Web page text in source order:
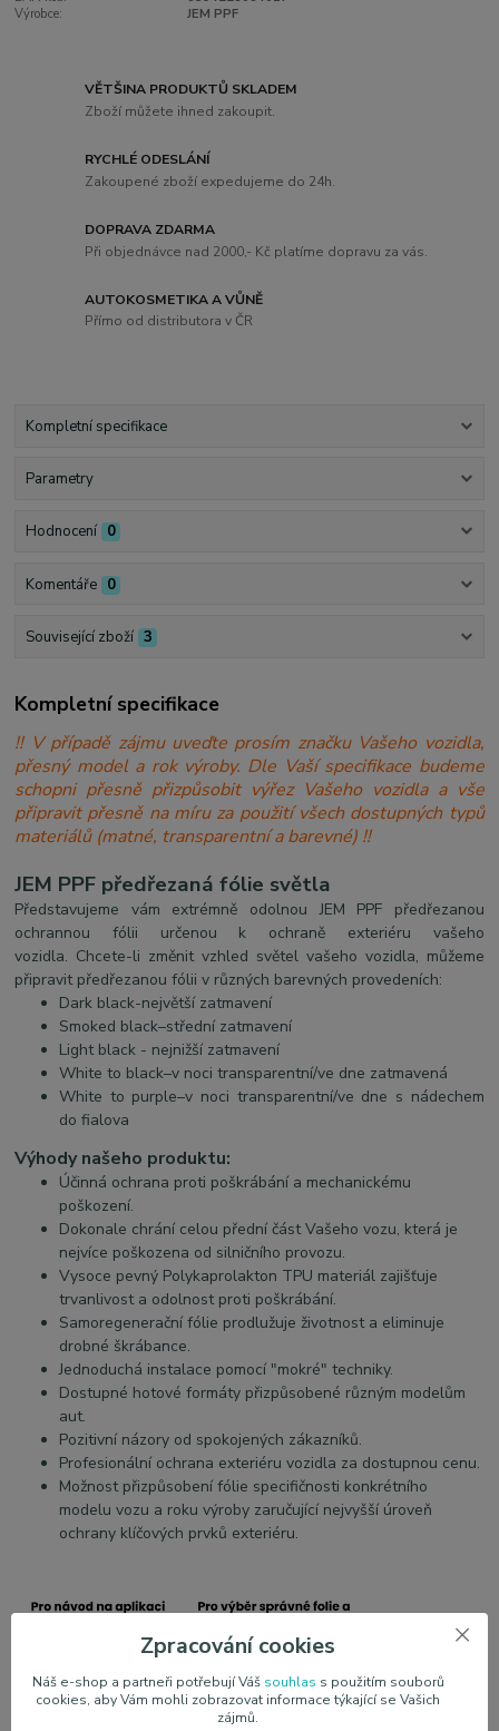
Výrobce:
JEM PPF
VĚTŠINA PRODUKTŮ SKLADEM
Zboží můžete ihned zakoupit.
RYCHLÉ ODESLÁNÍ
Zakoupené zboží expedujeme do 24h.
DOPRAVA ZDARMA
Při objednávce nad 2000,- Kč platíme dopravu za vás.
AUTOKOSMETIKA A VŮNĚ
Přímo od distributora v ČR
Kompletní specifikace
Parametry
Hodnocení 0
Komentáře 0
Související zboží 3
Kompletní specifikace
!! V případě zájmu uveďte prosím značku Vašeho vozidla,
přesný model a rok výroby. Dle Vaší specifikace budeme
schopni přesně přizpůsobit výřez Vašeho vozidla a vše
připravit přesně na míru za použití všech dostupných typů
materiálů (matné, transparentní a barevné) !!
JEM PPF předřezaná fólie světla
Představujeme vám extrémně odolnou JEM PPF předřezanou
ochrannou fólii určenou k ochraně exteriéru vašeho
vozidla. Chcete-li změnit vzhled světel vašeho vozidla, můžeme
připravit předřezanou fólii v různých barevných provedeních:
Dark black-největší zatmavení
Smoked black–střední zatmavení
Light black - nejnižší zatmavení
White to black–v noci transparentní/ve dne zatmavená
White to purple–v noci transparentní/ve dne s nádechem
do fialova
Výhody našeho produktu:
Účinná ochrana proti poškrábání a mechanickému
poškození.
Dokonale chrání celou přední část Vašeho vozu, která je
nejvíce poškozena od silničního provozu.
Vysoce pevný Polykaprolakton TPU materiál zajišťuje
trvanlivost a odolnost proti poškrábání.
Samoregenerační fólie prodlužuje životnost a eliminuje
drobné škrábance.
Jednoduchá instalace pomocí "mokré" techniky.
Dostupné hotové formáty přizpůsobené různým modelům
aut.
Pozitivní názory od spokojených zákazníků.
Profesionální ochrana exteriéru vozidla za dostupnou cenu.
Možnost přizpůsobení fólie specifičnosti konkrétního
modelu vozu a roku výroby zaručující nejvyšší úroveň
ochrany klíčových prvků exteriéru.
Zpracování cookies
Náš e-shop a partneři potřebují Váš souhlas s použitím souborů
cookies, aby Vám mohli zobrazovat informace týkající se Vašich
zájmů.